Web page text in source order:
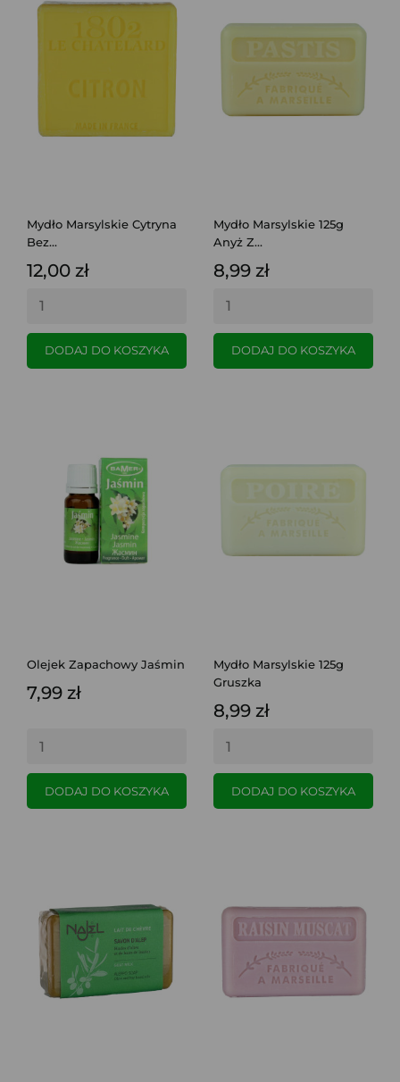
Mydło Marsylskie Cytryna
Bez...
12,00 zł
DODAJ DO KOSZYKA
Mydło Marsylskie 125g
Anyż Z...
8,99 zł
DODAJ DO KOSZYKA
Olejek Zapachowy Jaśmin
7,99 zł
DODAJ DO KOSZYKA
Mydło Marsylskie 125g
Gruszka
8,99 zł
DODAJ DO KOSZYKA